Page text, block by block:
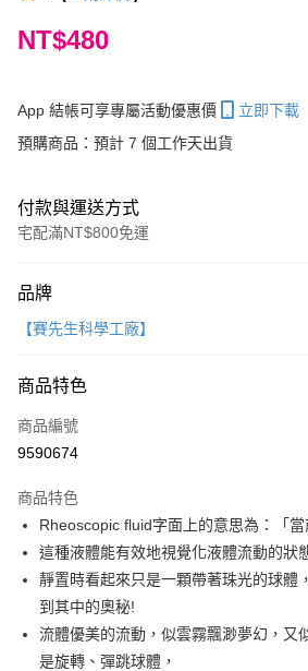
NT$480
App 結帳可享專屬活動優惠價
立即下載
預購商品：預計 7 個工作天出貨
付款與運送方式
宅配滿NT$800免運
信用卡一次付款
Apple Pay
大哥付你分期
相關說明
1.本服務由台灣大哥大提供，台灣大哥大用戶可
2.付款方式選擇「大哥付你分期」，訂單成立後
流程，驗證手機門號後，選擇欲分期的期數、繳
成交易。
3.實際核准額度、可分期數及費用金額請依後續
4.訂單成立30分鐘內，如未前往確認交易或遇審
消。如遇「轉專審核」未通過狀況，表示未達大
法說明評估內容。
【繳款方式說明】
AFTEE先享後付
相關說明
【關於「AFTEE先享後付」】
便利好安心！
１．簡單：不需註冊會員、不需綁卡、不需儲值。
２．便利：只要手機號碼，簡訊認證，即可結帳
３．安心：先確認商品／服務後，再付款。
ATM付款
運送方式
國內宅配/郵寄 (不適用離島、海外及郵局i郵
品牌
【賽先生科學工廠】
商品特色
商品編號
9590674
商品特色
Rheoscopic fluid字面上的意思為：「當
這種液體能有效地視覺化液體流動的狀
靜置時看起來只是一顆帶著珠光的球體
到其中的奧秘!
流體優美的流動，似雲霧飄渺夢幻，又
是旋轉、彈跳球體，